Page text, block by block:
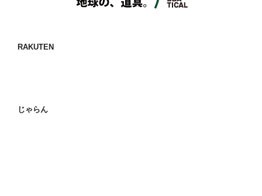
RAKUTEN
じゃらん